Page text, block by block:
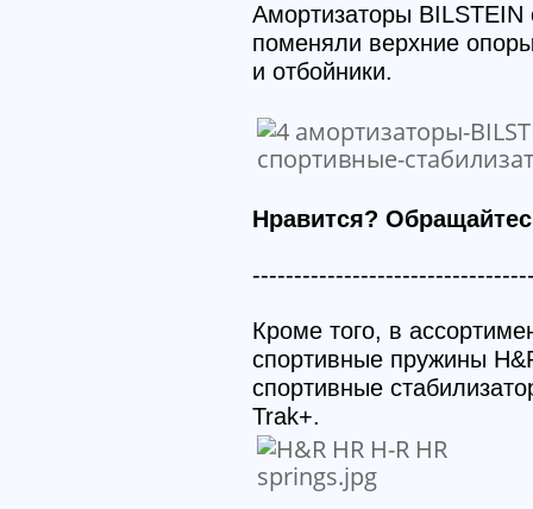
Амортизаторы
поменяли верхние
и отбойники.
Нравится?
Кроме того, в
спортивные пружины
спортивные
Trak+.